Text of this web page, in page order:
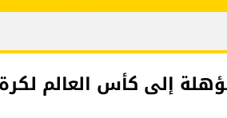
إلى كأس العالم